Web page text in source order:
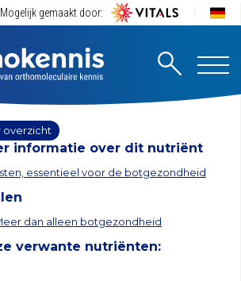
Mogelijk gemaakt door:
overzicht
informatie over dit nutriënt
essentieel voor de botgezondheid
dan alleen botgezondheid
verwante nutriënten: